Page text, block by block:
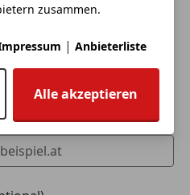
zusammen.
| Anbieterliste
Alle akzeptieren